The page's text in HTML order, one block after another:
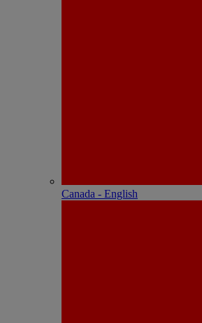
Canada - English